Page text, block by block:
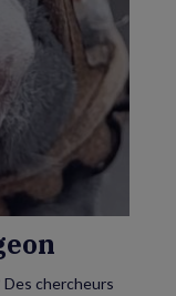
Des chercheurs